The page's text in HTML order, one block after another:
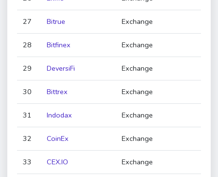
27 Bitrue Exchange
28 Bitfinex Exchange
29 DeversiFi Exchange
30 Bittrex Exchange
31 Indodax Exchange
32 CoinEx Exchange
33 CEX.IO Exchange